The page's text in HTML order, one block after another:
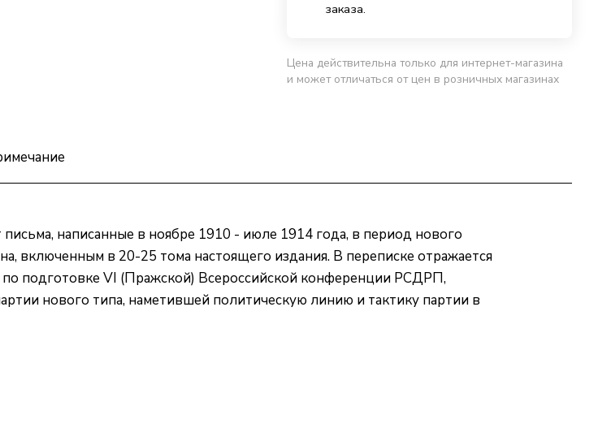
заказа.
Цена действительна только для интернет-магазина
и может отличаться от цен в розничных магазинах
написанные в ноябре 1910 - июле 1914 года, в период нового
в 20-25 тома настоящего издания. В переписке отражается
подготовке VI (Пражской) Всероссийской конференции РСДРП,
нового типа, наметившей политическую линию и тактику партии в